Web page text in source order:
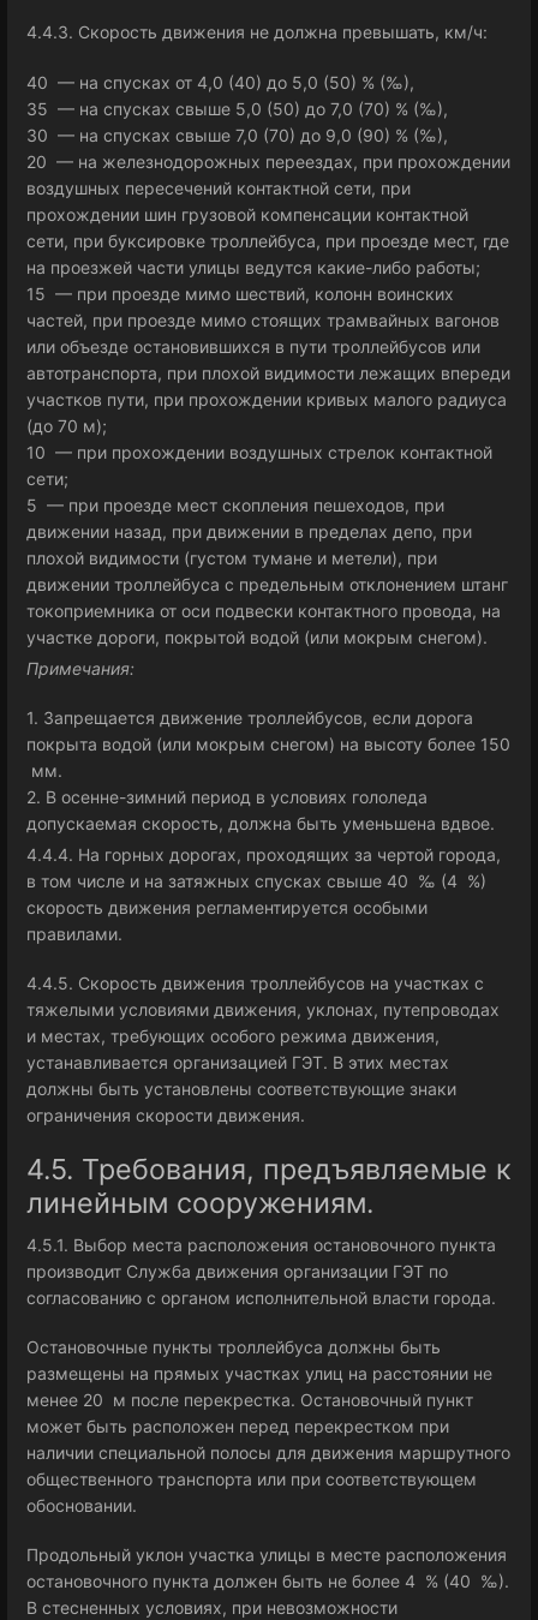
4.4.3. Скорость движения не должна превышать, км/ч:
40 — на спусках от 4,0 (40) до 5,0 (50) % (‰),
35 — на спусках свыше 5,0 (50) до 7,0 (70) % (‰),
30 — на спусках свыше 7,0 (70) до 9,0 (90) % (‰),
20 — на железнодорожных переездах, при прохождении
воздушных пересечений контактной сети, при
прохождении шин грузовой компенсации контактной
сети, при буксировке троллейбуса, при проезде мест, где
на проезжей части улицы ведутся какие-либо работы;
15 — при проезде мимо шествий, колонн воинских
частей, при проезде мимо стоящих трамвайных вагонов
или объезде остановившихся в пути троллейбусов или
автотранспорта, при плохой видимости лежащих впереди
участков пути, при прохождении кривых малого радиуса
(до 70 м);
10 — при прохождении воздушных стрелок контактной
сети;
5 — при проезде мест скопления пешеходов, при
движении назад, при движении в пределах депо, при
плохой видимости (густом тумане и метели), при
движении троллейбуса с предельным отклонением штанг
токоприемника от оси подвески контактного провода, на
участке дороги, покрытой водой (или мокрым снегом).
Примечания:
1. Запрещается движение троллейбусов, если дорога
покрыта водой (или мокрым снегом) на высоту более 150
мм.
2. В осенне-зимний период в условиях гололеда
допускаемая скорость, должна быть уменьшена вдвое.
4.4.4. На горных дорогах, проходящих за чертой города,
в том числе и на затяжных спусках свыше 40 ‰ (4 %)
скорость движения регламентируется особыми
правилами.
4.4.5. Скорость движения троллейбусов на участках с
тяжелыми условиями движения, уклонах, путепроводах
и местах, требующих особого режима движения,
устанавливается организацией ГЭТ. В этих местах
должны быть установлены соответствующие знаки
ограничения скорости движения.
4.5. Требования, предъявляемые к
линейным сооружениям.
4.5.1. Выбор места расположения остановочного пункта
производит Служба движения организации ГЭТ по
согласованию с органом исполнительной власти города.
Остановочные пункты троллейбуса должны быть
размещены на прямых участках улиц на расстоянии не
менее 20 м после перекрестка. Остановочный пункт
может быть расположен перед перекрестком при
наличии специальной полосы для движения маршрутного
общественного транспорта или при соответствующем
обосновании.
Продольный уклон участка улицы в месте расположения
остановочного пункта должен быть не более 4 % (40 ‰).
В стесненных условиях, при невозможности